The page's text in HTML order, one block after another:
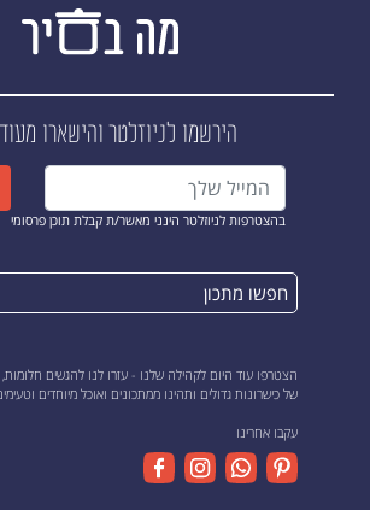
הירשמו לניוזלטרוהישארו
בהצטרפות לניוזלטר הינני מאשר/ת קבלת תוכן פרסומי
הצטרפו עוד היום לקהילה שלנו - עזרו לנו להגשים
של כישרונות גדולים ותהינו ממתכונים ואוכל מיוחדים
עקבו אחרינו